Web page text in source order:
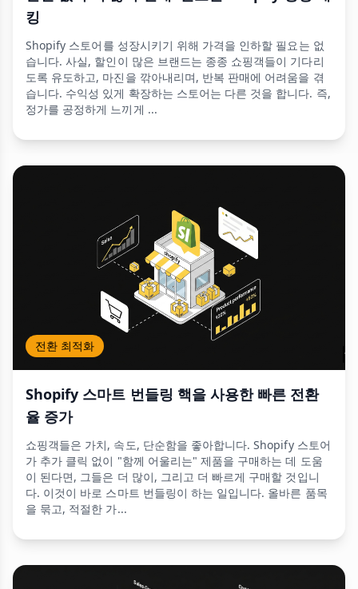
킹
Shopify 스토어를 성장시키기 위해 가격을 인하할 필요는 없
습니다. 사실, 할인이 많은 브랜드는 종종 쇼핑객들이 기다리
도록 유도하고, 마진을 깎아내리며, 반복 판매에 어려움을 겪
습니다. 수익성 있게 확장하는 스토어는 다른 것을 합니다. 즉,
정가를 공정하게 느끼게 ...
전환 최적화
Shopify 스마트 번들링 핵을 사용한 빠른 전환
율 증가
쇼핑객들은 가치, 속도, 단순함을 좋아합니다. Shopify 스토어
가 추가 클릭 없이 "함께 어울리는" 제품을 구매하는 데 도움
이 된다면, 그들은 더 많이, 그리고 더 빠르게 구매할 것입니
다. 이것이 바로 스마트 번들링이 하는 일입니다. 올바른 품목
을 묶고, 적절한 가...